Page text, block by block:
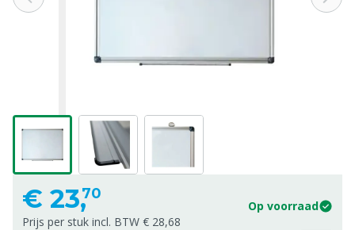
€ 23,70
Op voorraad
Prijs per stuk incl. BTW € 28,68